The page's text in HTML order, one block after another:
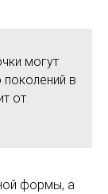
могут
в
от
формы, а